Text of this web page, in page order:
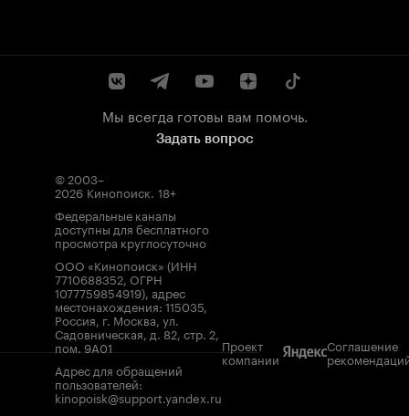
Мы всегда готовы вам помочь.
Задать вопрос
© 2003–
2026 Кинопоиск. 18+
Федеральные каналы
доступны для бесплатного
просмотра круглосуточно
ООО «Кинопоиск» (ИНН
7710688352, ОГРН
1077759854919), адрес
местонахождения: 115035,
Россия, г. Москва, ул.
Садовническая, д. 82, стр. 2,
пом. 9А01
Адрес для обращений
пользователей:
kinopoisk@support.yandex.ru
Проект
компании
Соглашение